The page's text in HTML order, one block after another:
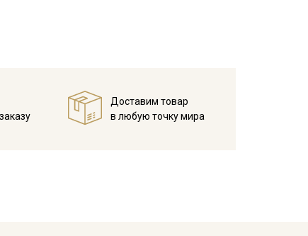
подушек, пледов. Подойдет для
Доставим товар
в любую точку мира